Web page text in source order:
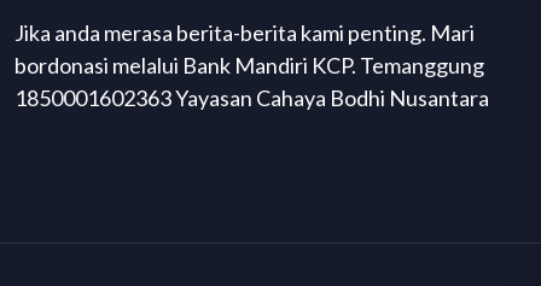
Jika anda merasa berita-berita kami penting. Mari
bordonasi melalui Bank Mandiri KCP. Temanggung
1850001602363 Yayasan Cahaya Bodhi Nusantara